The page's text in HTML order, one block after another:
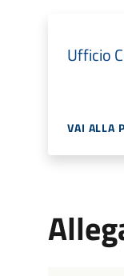
Ufficio
VAI ALLA